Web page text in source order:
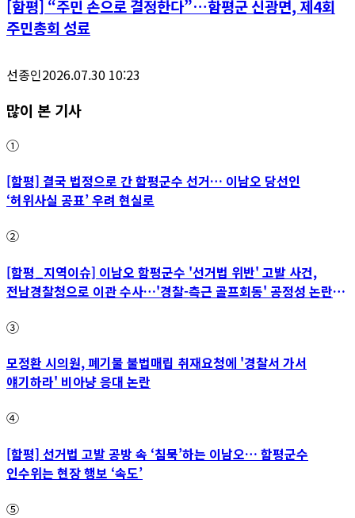
[함평] “주민 손으로 결정한다”…함평군 신광면, 제4회
주민총회 성료
선종인2026.07.30 10:23
많이 본 기사
①
[함평] 결국 법정으로 간 함평군수 선거… 이남오 당선인
‘허위사실 공표’ 우려 현실로
②
[함평_지역이슈] 이남오 함평군수 '선거법 위반' 고발 사건,
전남경찰청으로 이관 수사…'경찰-측근 골프회동' 공정성 논란
③
모정환 시의원, 폐기물 불법매립 취재요청에 '경찰서 가서
얘기하라' 비아냥 응대 논란
④
[함평] 선거법 고발 공방 속 ‘침묵’하는 이남오… 함평군수
인수위는 현장 행보 ‘속도’
⑤